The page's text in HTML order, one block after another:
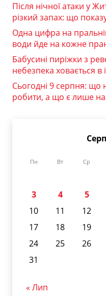
Після нічної атаки у
різкий запах: що
Одна цифра на
води йде на кожне
Бабусині пиріжки з
небезпека ховається в
Сьогодні 9 серпня: що
робити, а що є лише
Пн Вт Ср
3
4 5
10
11 12
17
18 19
24
25 26
31
« Лип